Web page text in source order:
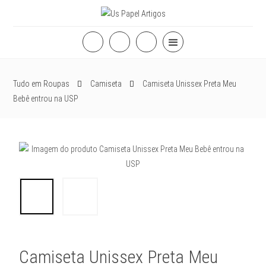
Tudo em Roupas Camiseta
Camiseta Unissex Preta Meu
Bebê entrou na USP
Camiseta Unissex Preta Meu